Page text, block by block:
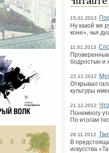
15.01.2013
Ну какой же
коне», чья
11.01.2013
Проверенным
бодростью и
22.12.2012
Открывал
культуры
21.12.2012
Понемногу
По итогам
28.11.2012
В
искусства